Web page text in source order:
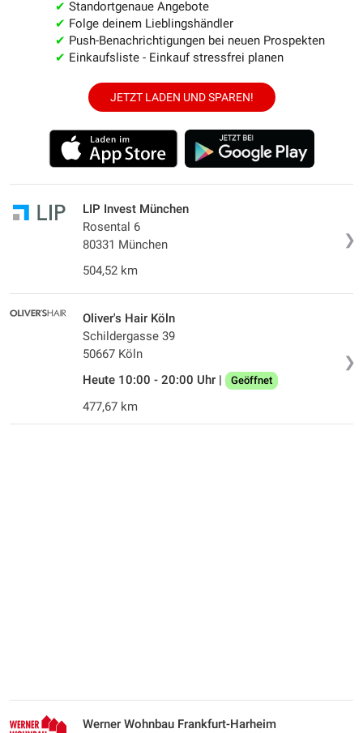
✔ Standortgenaue Angebote
✔ Folge deinem Lieblingshändler
✔ Push-Benachrichtigungen bei neuen Prospekten
✔ Einkaufsliste - Einkauf stressfrei planen
JETZT LADEN UND SPAREN!
❯
LIP Invest München
Rosental 6
80331 München
504,52 km
❯
Oliver's Hair Köln
Schildergasse 39
50667 Köln
Heute 10:00 - 20:00 Uhr |
Geöffnet
477,67 km
Werner Wohnbau Frankfurt-Harheim